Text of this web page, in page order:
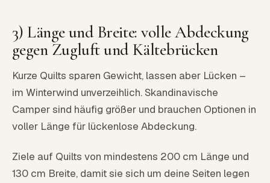
3) Länge und Breite: volle Abdeckung
gegen Zugluft und Kältebrücken
Kurze Quilts sparen Gewicht, lassen aber Lücken –
im Winterwind unverzeihlich. Skandinavische
Camper sind häufig größer und brauchen Optionen in
voller Länge für lückenlose Abdeckung.
Ziele auf Quilts von mindestens 200 cm Länge und
130 cm Breite, damit sie sich um deine Seiten legen